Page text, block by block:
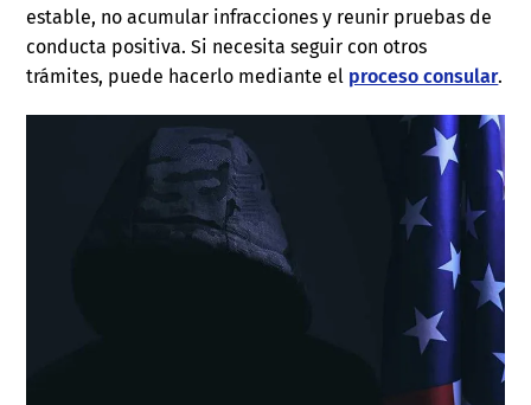
estable, no acumular infracciones y reunir pruebas de
conducta positiva. Si necesita seguir con otros
trámites, puede hacerlo mediante el proceso consular.